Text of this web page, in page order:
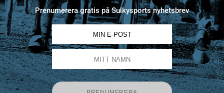
Prenumerera gratis på Sulkysports nyhetsbrev